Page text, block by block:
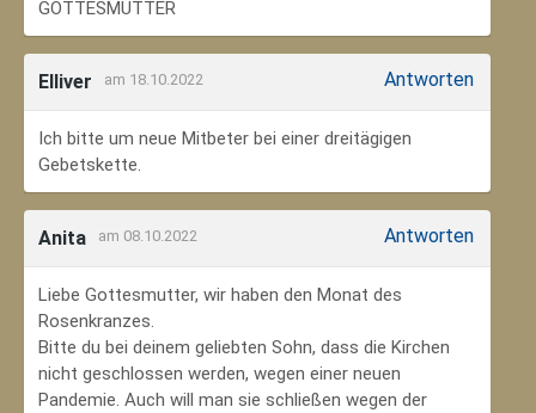
GOTTESMUTTER
Elliver am 18.10.2022 Antworten
Ich bitte um neue Mitbeter bei einer dreitägigen
Gebetskette.
Anita am 08.10.2022 Antworten
Liebe Gottesmutter, wir haben den Monat des
Rosenkranzes.
Bitte du bei deinem geliebten Sohn, dass die Kirchen
nicht geschlossen werden, wegen einer neuen
Pandemie. Auch will man sie schließen wegen der